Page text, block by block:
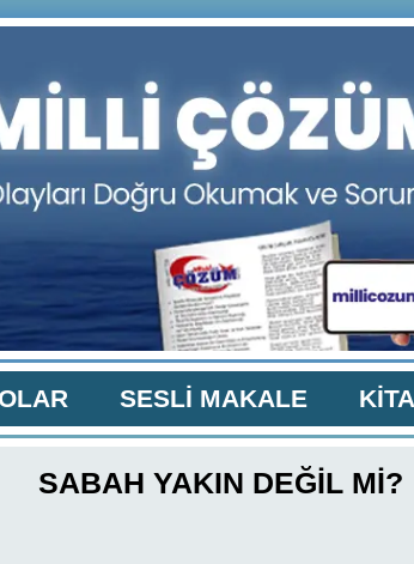
SESLİ MAKALE
SABAH YAKIN DEĞİL Mİ?